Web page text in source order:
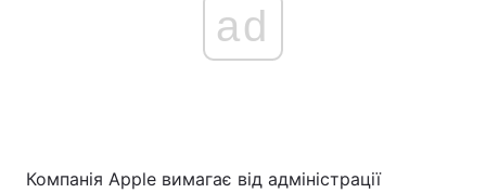
ad
Компанія Apple вимагає від адміністрації